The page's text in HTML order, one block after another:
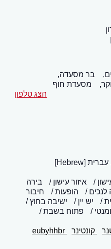
בר מסעדה,
מסעדת חוף
הצג טלפון
איזור עישון
בירה
לנכים הופעות
חיבור
יש יין
ישיבה בחוץ
פתוח בשבת
קונטינר